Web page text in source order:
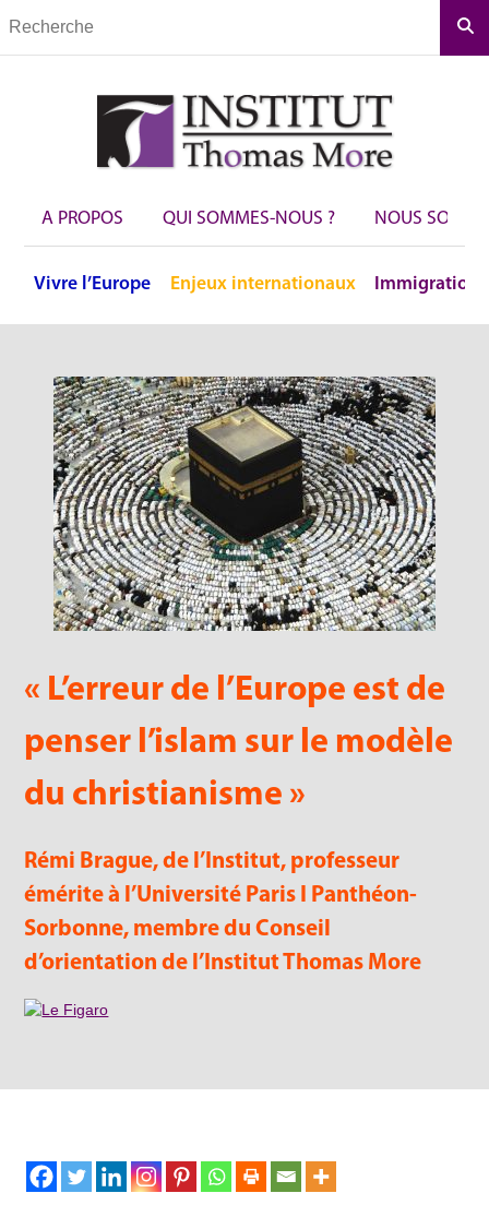
A PROPOS QUI SOMMES-NOUS ? NOUS
Vivre l’Europe Enjeux internationaux Immigration
« L’erreur de l’Europe est de
penser l’islam sur le modèle
du christianisme »
Rémi Brague, de l’Institut, professeur
émérite à l’Université Paris I Panthéon-
Sorbonne, membre du Conseil
d’orientation de l’Institut Thomas More